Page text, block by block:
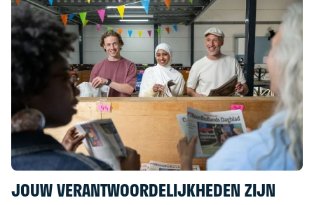
JOUW VERANTWOORDELIJKHEDEN ZIJN